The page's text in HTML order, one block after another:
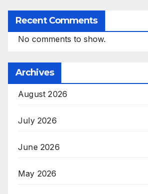
Recent Comments
No comments to show.
Archives
August 2026
July 2026
June 2026
May 2026